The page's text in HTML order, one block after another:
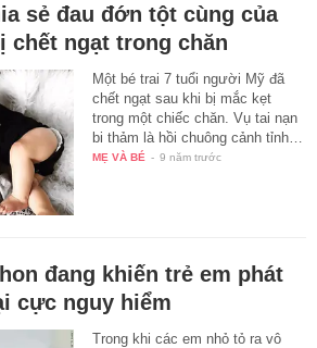
sẻ đau đớn tột cùng của
chết ngạt trong chăn
Một bé trai 7 tuổi người Mỹ đã
chết ngạt sau khi bị mắc kẹt
trong một chiếc chăn. Vụ tai nạn
bi thảm là hồi chuông cảnh tỉnh…
MẸ VÀ BÉ - 9 năm trước
đang khiến trẻ em phát
cực nguy hiểm
Trong khi các em nhỏ tỏ ra vô